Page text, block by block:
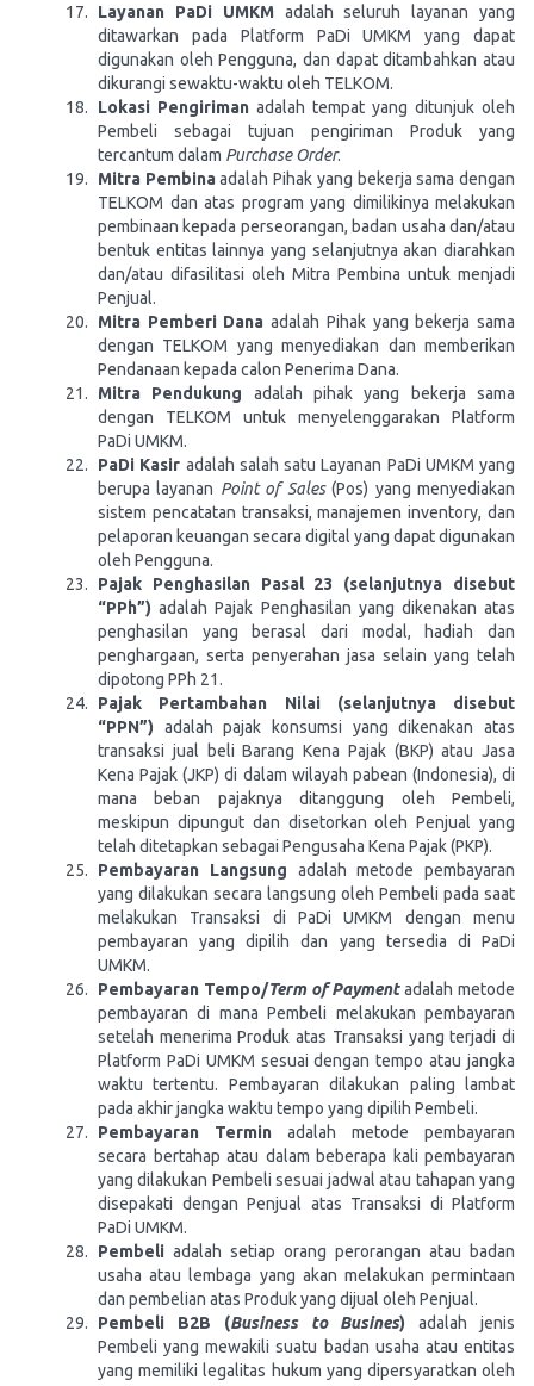
Layanan PaDi UMKMadalah seluruh layanan yang
ditawarkan pada Platform PaDi UMKM yang dapat
digunakan oleh Pengguna, dan dapat ditambahkan atau
dikurangi sewaktu-waktu oleh TELKOM.
Lokasi Pengiriman adalah tempat yang ditunjuk oleh
Pembeli sebagai tujuan pengiriman Produk yang
tercantum dalam Purchase Order.
Mitra Pembinaadalah Pihak yang bekerja sama dengan
TELKOM dan atas program yang dimilikinya melakukan
pembinaan kepada perseorangan, badan usaha dan/atau
bentuk entitas lainnya yang selanjutnya akan diarahkan
dan/atau difasilitasi oleh Mitra Pembina untuk menjadi
Penjual.
Mitra Pemberi Dana adalah Pihak yang bekerja sama
dengan TELKOM yang menyediakan dan memberikan
Pendanaan kepada calon Penerima Dana.
Mitra Pendukung adalah pihak yang bekerja sama
dengan TELKOM untuk menyelenggarakan Platform
PaDi UMKM.
PaDi Kasir adalah salah satu Layanan PaDi UMKM yang
berupa layanan Point of Sales(Pos) yang menyediakan
sistem pencatatan transaksi, manajemen inventory, dan
pelaporan keuangan secara digital yang dapat digunakan
oleh Pengguna.
Pajak Penghasilan Pasal 23 (selanjutnya disebut
“PPh”) adalah Pajak Penghasilan yang dikenakan atas
penghasilan yang berasal dari modal, hadiah dan
penghargaan, serta penyerahan jasa selain yang telah
dipotong PPh 21.
Pajak Pertambahan Nilai (selanjutnya disebut
“PPN”) adalah pajak konsumsi yang dikenakan atas
transaksi jual beli Barang Kena Pajak (BKP) atau Jasa
Kena Pajak (JKP) di dalam wilayah pabean (Indonesia), di
mana beban pajaknya ditanggung oleh Pembeli,
meskipun dipungut dan disetorkan oleh Penjual yang
telah ditetapkan sebagai Pengusaha Kena Pajak (PKP).
Pembayaran Langsung adalah metode pembayaran
yang dilakukan secara langsung oleh Pembeli pada saat
melakukan Transaksi di PaDi UMKM dengan menu
pembayaran yang dipilih dan yang tersedia di PaDi
UMKM.
Pembayaran Tempo/Term of Payment adalah metode
pembayaran di mana Pembeli melakukan pembayaran
setelah menerima Produk atas Transaksi yang terjadi di
Platform PaDi UMKM sesuai dengan tempo atau jangka
waktu tertentu. Pembayaran dilakukan paling lambat
pada akhir jangka waktu tempo yang dipilih Pembeli.
Pembayaran Termin adalah metode pembayaran
secara bertahap atau dalam beberapa kali pembayaran
yang dilakukan Pembeli sesuai jadwal atau tahapan yang
disepakati dengan Penjual atas Transaksi di Platform
PaDi UMKM.
Pembeli adalah setiap orang perorangan atau badan
usaha atau lembaga yang akan melakukan permintaan
dan pembelian atas Produk yang dijual oleh Penjual.
Pembeli B2B (Business to Busines)
adalah jenis
Pembeli yang mewakili suatu badan usaha atau entitas
yang memiliki legalitas hukum yang dipersyaratkan oleh